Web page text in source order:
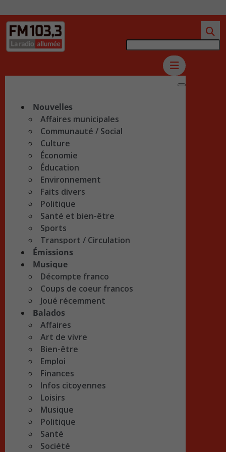
Nouvelles
Affaires municipales
Communauté / Social
Culture
Économie
Éducation
Environnement
Faits divers
Politique
Santé et bien-être
Sports
Transport / Circulation
Émissions
Musique
Décompte franco
Coups de coeur francos
Joué récemment
Balados
Affaires
Art de vivre
Bien-être
Emploi
Finances
Infos citoyennes
Loisirs
Musique
Politique
Santé
Société